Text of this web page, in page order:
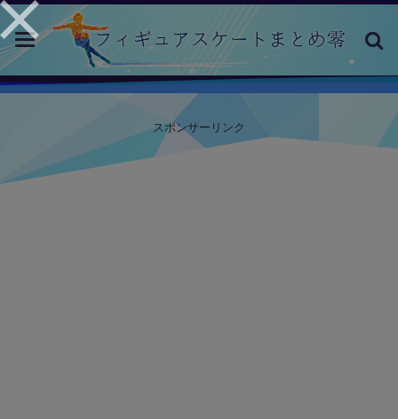
toggle
navigation
スポンサーリンク